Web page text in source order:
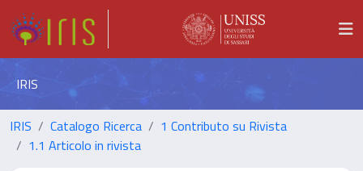
IRIS
IRIS Catalogo Ricerca
1 Contributo su Rivista
1.1 Articolo in rivista